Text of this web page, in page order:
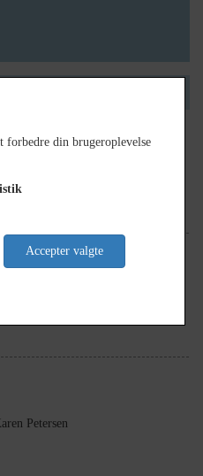
og hans kone Johanne samt
Petersen
forbedre din brugeroplevelse
Accepter valgte